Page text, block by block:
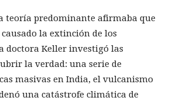
teoría predominante afirmaba que
la extinción de los
doctora Keller investigó las
la verdad: una serie de
masivas en India, el vulcanismo
una catástrofe climática de